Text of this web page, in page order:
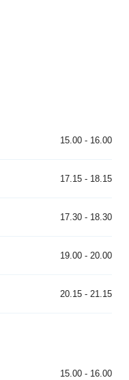
15.00 - 16.00
17.15 - 18.15
17.30 - 18.30
19.00 - 20.00
20.15 - 21.15
15.00 - 16.00